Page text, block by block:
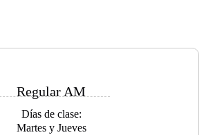
Regular AM
Días de clase:
Martes y Jueves